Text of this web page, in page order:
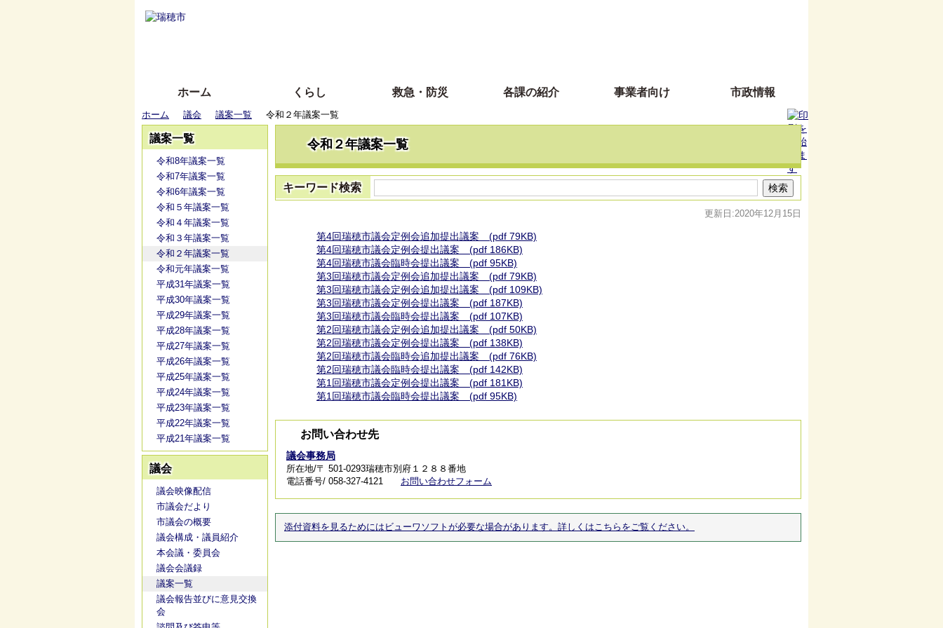
ホーム くらし 救急・防災 各課の紹介 事業者向け 市政情報
ホーム 議会 議案一覧 令和２年議案一覧
議案一覧
令和8年議案一覧
令和7年議案一覧
令和6年議案一覧
令和５年議案一覧
令和４年議案一覧
令和３年議案一覧
令和２年議案一覧
令和元年議案一覧
平成31年議案一覧
平成30年議案一覧
平成29年議案一覧
平成28年議案一覧
平成27年議案一覧
平成26年議案一覧
平成25年議案一覧
平成24年議案一覧
平成23年議案一覧
平成22年議案一覧
平成21年議案一覧
議会
議会映像配信
市議会だより
市議会の概要
議会構成・議員紹介
本会議・委員会
議会会議録
議案一覧
議会報告並びに意見交換
会
令和２年議案一覧
キーワード検索
更新日:2020年12月15日
第4回瑞穂市議会定例会追加提出議案 (pdf 79KB)
第4回瑞穂市議会定例会提出議案 (pdf 186KB)
第4回瑞穂市議会臨時会提出議案 (pdf 95KB)
第3回瑞穂市議会定例会追加提出議案 (pdf 79KB)
第3回瑞穂市議会定例会追加提出議案 (pdf 109KB)
第3回瑞穂市議会定例会提出議案 (pdf 187KB)
第3回瑞穂市議会臨時会提出議案 (pdf 107KB)
第2回瑞穂市議会定例会追加提出議案 (pdf 50KB)
第2回瑞穂市議会定例会提出議案 (pdf 138KB)
第2回瑞穂市議会臨時会追加提出議案 (pdf 76KB)
第2回瑞穂市議会臨時会提出議案 (pdf 142KB)
第1回瑞穂市議会定例会提出議案 (pdf 181KB)
第1回瑞穂市議会臨時会提出議案 (pdf 95KB)
お問い合わせ先
議会事務局
所在地/〒 501-0293瑞穂市別府１２８８番地
電話番号/ 058-327-4121
お問い合わせフォーム
添付資料を見るためにはビューワソフトが必要な場合があります。詳しくはこちらをご覧ください。